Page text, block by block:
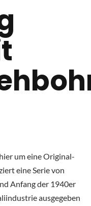
um eine Original-
eine Serie von
Anfang der 1940er
ausgegeben